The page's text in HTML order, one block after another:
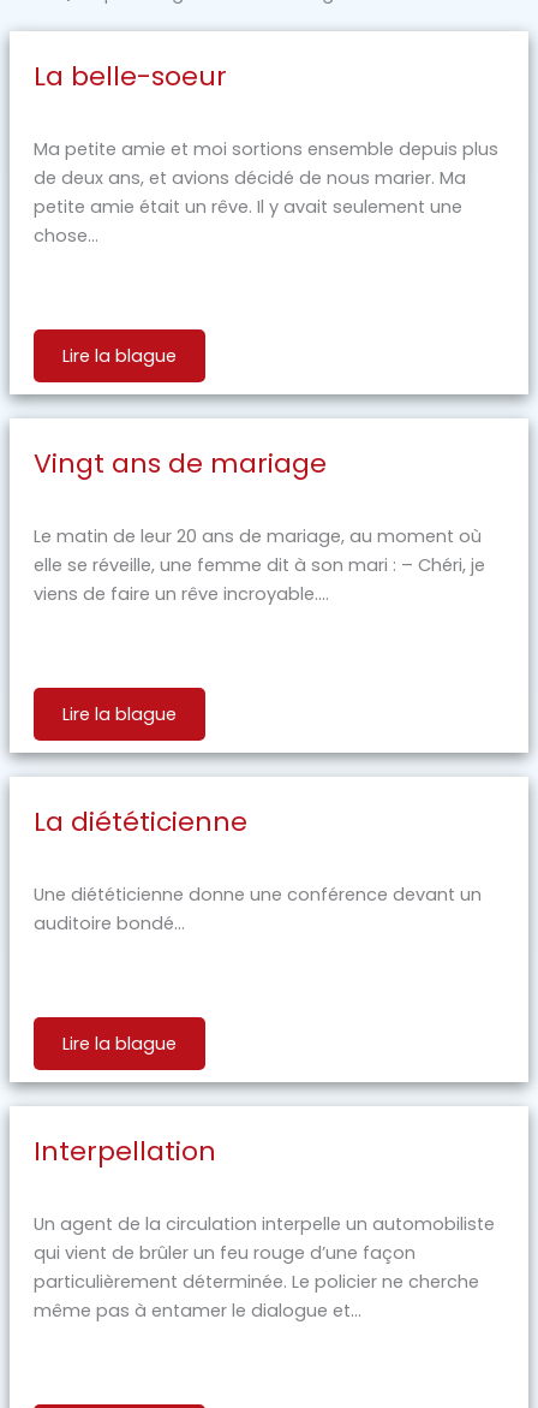
La belle-soeur
Ma petite amie et moi sortions ensemble depuis plus
de deux ans, et avions décidé de nous marier. Ma
petite amie était un rêve. Il y avait seulement une
chose...
Lire la blague
Vingt ans de mariage
Le matin de leur 20 ans de mariage, au moment où
elle se réveille, une femme dit à son mari : – Chéri, je
viens de faire un rêve incroyable....
Lire la blague
La diététicienne
Une diététicienne donne une conférence devant un
auditoire bondé...
Lire la blague
Interpellation
Un agent de la circulation interpelle un automobiliste
qui vient de brûler un feu rouge d’une façon
particulièrement déterminée. Le policier ne cherche
même pas à entamer le dialogue et...